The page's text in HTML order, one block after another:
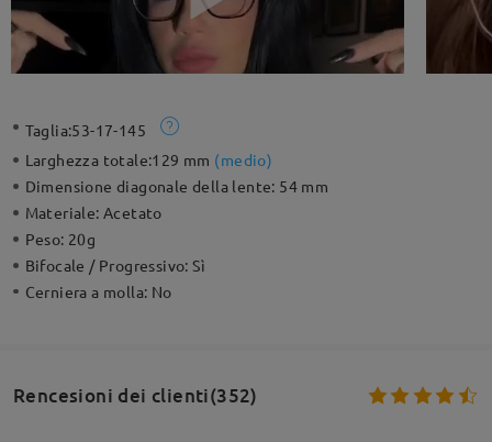
Taglia:53-17-145
Larghezza totale:129 mm (medio)
Dimensione diagonale della lente: 54 mm
Materiale:Acetato
Peso: 20g
Bifocale / Progressivo:Sì
Cerniera a molla: No
Rencesioni dei clienti(352)